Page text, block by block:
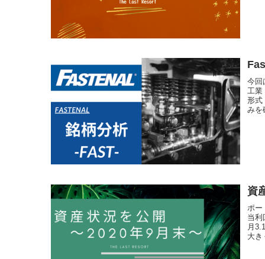
今回
工業
形式
みを
資
ポー
当利
月
大き